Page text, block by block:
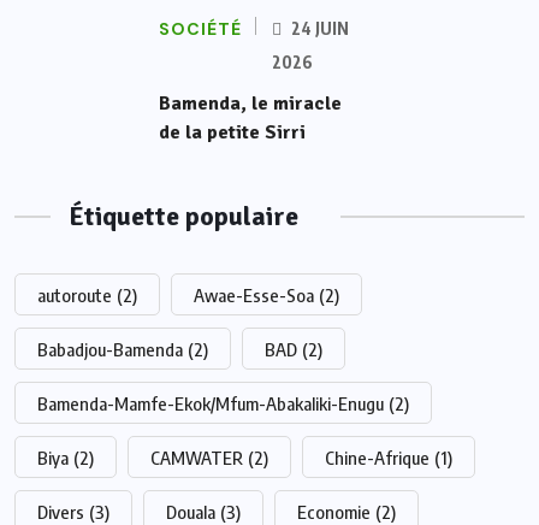
SOCIÉTÉ
24 JUIN
2026
Bamenda, le miracle
de la petite Sirri
Étiquette populaire
autoroute (2) Awae-Esse-Soa (2)
Babadjou-Bamenda (2) BAD (2)
Bamenda-Mamfe-Ekok/Mfum-Abakaliki-Enugu (2)
Biya (2) CAMWATER (2) Chine-Afrique (1)
Divers (3) Douala (3) Economie (2)